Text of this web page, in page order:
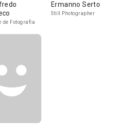
de Fotografía
Ermanno Serto
Still Photographer